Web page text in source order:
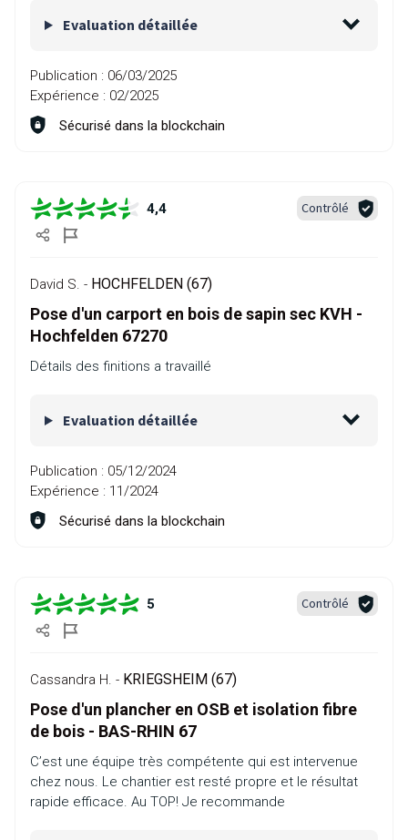
Evaluation détaillée
Publication : 06/03/2025
Expérience : 02/2025
Sécurisé dans la blockchain
4,4 Contrôlé
David S. - HOCHFELDEN (67)
Pose d'un carport en bois de sapin sec KVH -
Hochfelden 67270
Détails des finitions a travaillé
Evaluation détaillée
Publication : 05/12/2024
Expérience : 11/2024
Sécurisé dans la blockchain
5 Contrôlé
Cassandra H. - KRIEGSHEIM (67)
Pose d'un plancher en OSB et isolation fibre
de bois - BAS-RHIN 67
C’est une équipe très compétente qui est intervenue
chez nous. Le chantier est resté propre et le résultat
rapide efficace. Au TOP! Je recommande